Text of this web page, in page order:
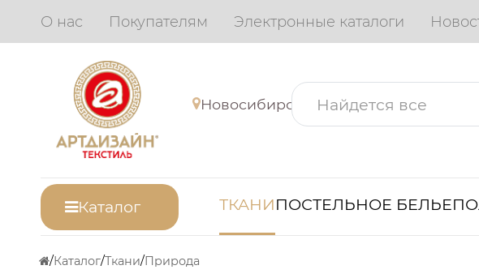
О нас Покупателям Электронные каталоги
Новосибирск
Каталог ТКАНИПОСТЕЛЬНОЕ БЕЛЬЕ
Каталог Ткани Природа